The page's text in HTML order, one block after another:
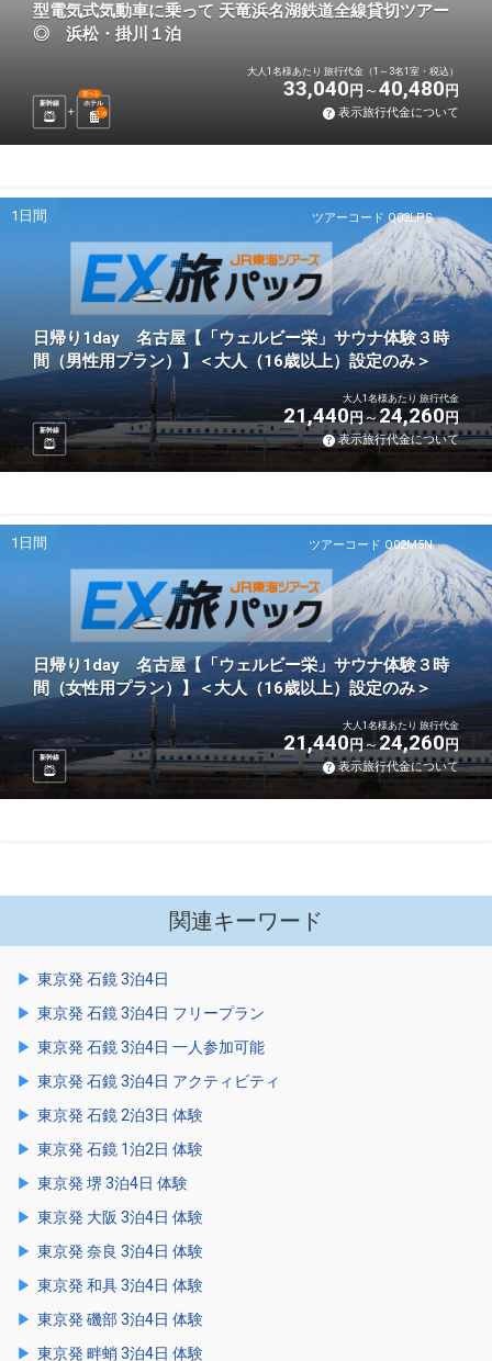
型電気式気動車に乗って 天竜浜名湖鉄道全線貸切ツアー
◎ 浜松・掛川１泊
新幹線 ホテル
選べる
1 泊
大人1名様あたり 旅行代金（1～3名1室・税込）
33,040 円 40,480 円
表示旅行代金について
ツアーコード Q02LPS
1日間
日帰り1day 名古屋【「ウェルビー栄」サウナ体験３時
間（男性用プラン）】＜大人（16歳以上）設定のみ＞
新幹線
大人1名様あたり 旅行代金
21,440円 24,260円
表示旅行代金について
ツアーコード Q02M5N
1日間
日帰り1day 名古屋【「ウェルビー栄」サウナ体験３時
間（女性用プラン）】＜大人（16歳以上）設定のみ＞
新幹線
大人1名様あたり 旅行代金
21,440円 24,260円
表示旅行代金について
関連キーワード
東京発 石鏡 3泊4日
東京発 石鏡 3泊4日 フリープラン
東京発 石鏡 3泊4日 一人参加可能
東京発 石鏡 3泊4日 アクティビティ
東京発 石鏡 2泊3日 体験
東京発 石鏡 1泊2日 体験
東京発 堺 3泊4日 体験
東京発 大阪 3泊4日 体験
東京発 奈良 3泊4日 体験
東京発 和具 3泊4日 体験
東京発 磯部 3泊4日 体験
東京発 畔蛸 3泊4日 体験